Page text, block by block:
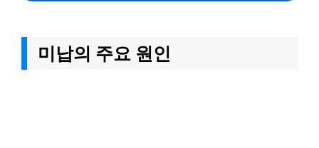
미납의 주요 원인